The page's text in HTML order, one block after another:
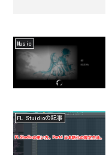
Music
FL Stuidioの記事